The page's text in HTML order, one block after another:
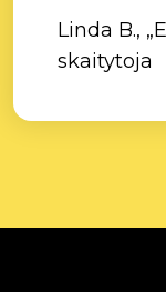
Linda B.,
skaitytoja